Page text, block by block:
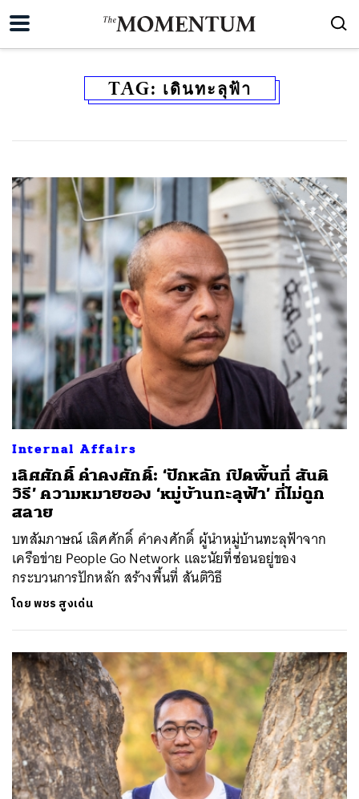
TAG: เดินทะลุฟ้า
Internal Affairs
เลิศศักดิ์ คำคงศักดิ์: ‘ปักหลัก เปิดพื้นที่ สันติ
วิธี’ ความหมายของ ‘หมู่บ้านทะลุฟ้า’ ที่ไม่ถูก
สลาย
บทสัมภาษณ์ เลิศศักดิ์ คำคงศักดิ์ ผู้นำหมู่บ้านทะลุฟ้าจาก
เครือข่าย People Go Network และนัยที่ซ่อนอยู่ของ
กระบวนการปักหลัก สร้างพื้นที่ สันติวิธี
โดยพชร สูงเด่น